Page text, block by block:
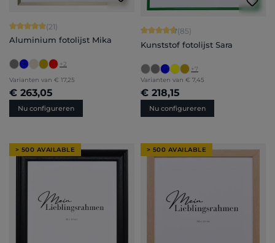
Gemiddelde waardering van 5 van 5 sterren
(21)
Aluminium fotolijst Mika
+2
Varianten van € 17,25
€ 263,05
Nu configureren
Gemiddelde waardering van 4.71
(85)
Kunststof fotolijst Sara
+7
Varianten van € 7,45
€ 218,15
Nu configureren
> 500 AVAILABLE > 500 AVAILABLE